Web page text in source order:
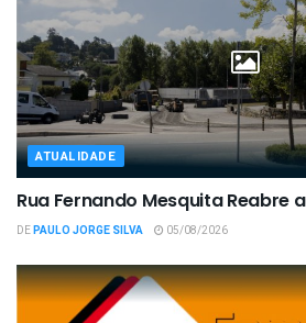
ATUALIDADE
Rua Fernando Mesquita Reabre
DEPAULO JORGE SILVA 05/08/2026